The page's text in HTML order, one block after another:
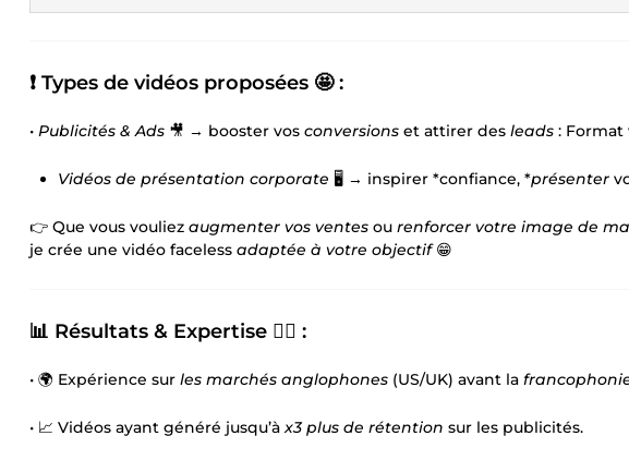
❗ Types de vidéos proposées 🤩 :
•⁠ ⁠ Publicités & Ads 🎥 → booster vos conversions et attirer des leads : Format
Vidéos de présentation corporate 🖥️ → inspirer *confiance, *présenter
👉 Que vous vouliez augmenter vos ventes ou renforcer votre image de
je crée une vidéo faceless adaptée à votre objectif😁
📊 Résultats & Expertise 👇🏻 :
•⁠ ⁠🌍 Expérience sur les marchés anglophones (US/UK) avant la
•⁠ ⁠📈 Vidéos ayant généré jusqu’àx3 plus de rétention sur les publicités.